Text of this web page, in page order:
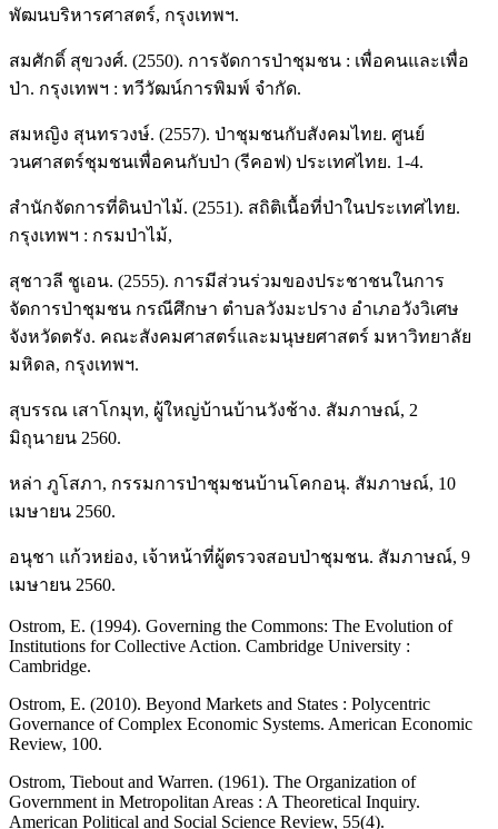
พัฒนบริหารศาสตร์, กรุงเทพฯ.
สมศักดิ์ สุขวงศ์. (2550). การจัดการป่าชุมชน : เพื่อคนและเพื่อ
ป่า. กรุงเทพฯ : ทวีวัฒน์การพิมพ์ จำกัด.
สมหญิง สุนทรวงษ์. (2557). ป่าชุมชนกับสังคมไทย. ศูนย์
วนศาสตร์ชุมชนเพื่อคนกับป่า (รีคอฟ) ประเทศไทย. 1-4.
สำนักจัดการที่ดินป่าไม้. (2551). สถิติเนื้อที่ป่าในประเทศไทย.
กรุงเทพฯ : กรมป่าไม้,
สุชาวลี ชูเอน. (2555). การมีส่วนร่วมของประชาชนในการ
จัดการป่าชุมชน กรณีศึกษา ตำบลวังมะปราง อำเภอวังวิเศษ
จังหวัดตรัง. คณะสังคมศาสตร์และมนุษยศาสตร์ มหาวิทยาลัย
มหิดล, กรุงเทพฯ.
สุบรรณ เสาโกมุท, ผู้ใหญ่บ้านบ้านวังช้าง. สัมภาษณ์, 2
มิถุนายน 2560.
หล่า ภูโสภา, กรรมการป่าชุมชนบ้านโคกอนุ. สัมภาษณ์, 10
เมษายน 2560.
อนุชา แก้วหย่อง, เจ้าหน้าที่ผู้ตรวจสอบป่าชุมชน. สัมภาษณ์, 9
เมษายน 2560.
Ostrom, E. (1994). Governing the Commons: The Evolution of
Institutions for Collective Action. Cambridge University :
Cambridge.
Ostrom, E. (2010). Beyond Markets and States : Polycentric
Governance of Complex Economic Systems. American Economic
Review, 100.
Ostrom, Tiebout and Warren. (1961). The Organization of
Government in Metropolitan Areas : A Theoretical Inquiry.
American Political and Social Science Review, 55(4).